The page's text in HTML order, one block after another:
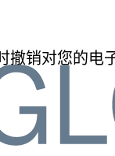
销对您的电